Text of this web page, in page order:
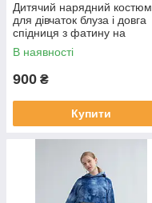
Дитячий нарядний костюм
для дівчаток блуза і довга
спідниця з фатину на
підкладці р. 128-164
В наявності
900 ₴
Купити